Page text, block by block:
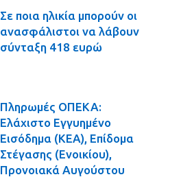
Σε ποια ηλικία μπορούν οι
ανασφάλιστοι να λάβουν
σύνταξη 418 ευρώ
Πληρωμές ΟΠΕΚΑ:
Ελάχιστο Εγγυημένο
Εισόδημα (ΚΕΑ), Επίδομα
Στέγασης (Ενοικίου),
Προνοιακά Αυγούστου